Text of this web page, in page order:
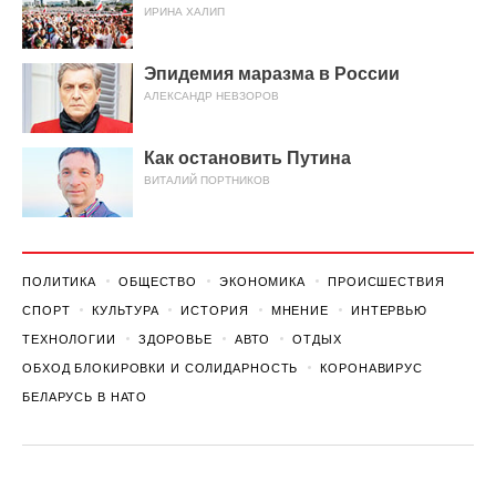
ИРИНА ХАЛИП
Эпидемия маразма в России
АЛЕКСАНДР НЕВЗОРОВ
Как остановить Путина
ВИТАЛИЙ ПОРТНИКОВ
ПОЛИТИКА ОБЩЕСТВО ЭКОНОМИКА ПРОИСШЕСТВИЯ
СПОРТ КУЛЬТУРА ИСТОРИЯ МНЕНИЕ ИНТЕРВЬЮ
ТЕХНОЛОГИИ ЗДОРОВЬЕ АВТО ОТДЫХ
ОБХОД БЛОКИРОВКИ И СОЛИДАРНОСТЬ КОРОНАВИРУС
БЕЛАРУСЬ В НАТО